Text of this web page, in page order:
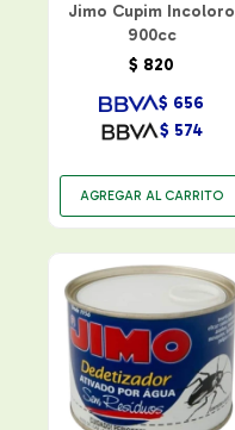
Jimo Cupim Incoloro
900cc
$ 820
$ 574
$ 656